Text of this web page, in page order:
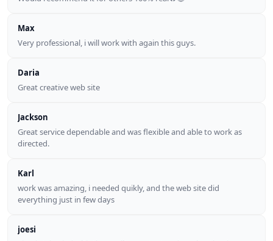
Max
Very professional, i will work with again this guys.
Daria
Great creative web site
Jackson
Great service dependable and was flexible and able to work as
directed.
Karl
work was amazing, i needed quikly, and the web site did
everything just in few days
joesi